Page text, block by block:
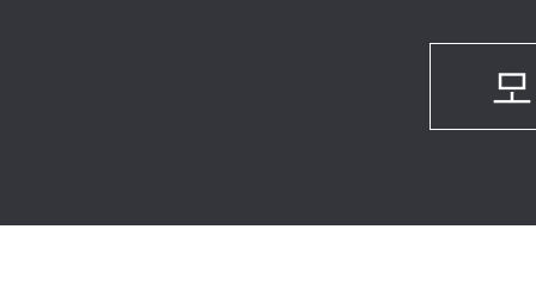
보건의료경
임상치과학
임상간호대